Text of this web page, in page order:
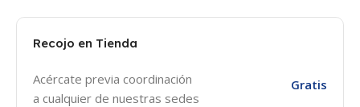
Recojo en Tienda
Acércate previa coordinación
a cualquier de nuestras sedes
Gratis